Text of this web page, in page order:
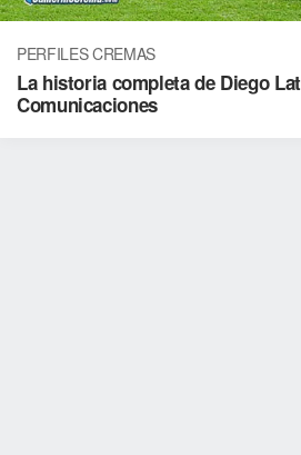
PERFILES CREMAS
La historia completa de Diego
Comunicaciones